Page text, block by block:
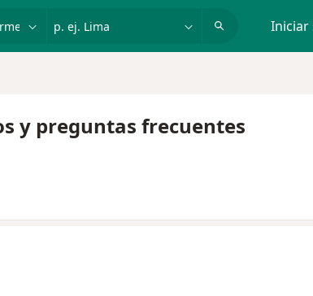
Iniciar
y preguntas frecuentes